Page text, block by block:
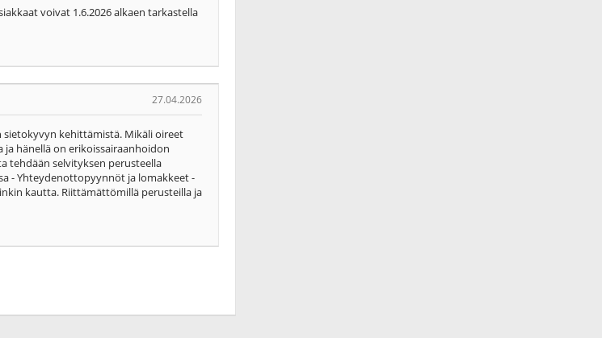
voivat 1.6.2026 alkaen tarkastella
27.04.2026
sietokyvyn kehittämistä. Mikäli oireet
hänellä on erikoissairaanhoidon
tehdään selvityksen perusteella
- Yhteydenottopyynnöt ja lomakkeet -
kautta. Riittämättömillä perusteilla ja